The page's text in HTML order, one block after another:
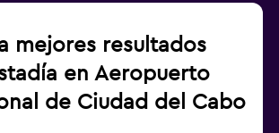
mejores resultados
en Aeropuerto
de Ciudad del Cabo